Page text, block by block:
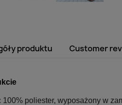
produktu Customer
100% poliester, wyposażony w